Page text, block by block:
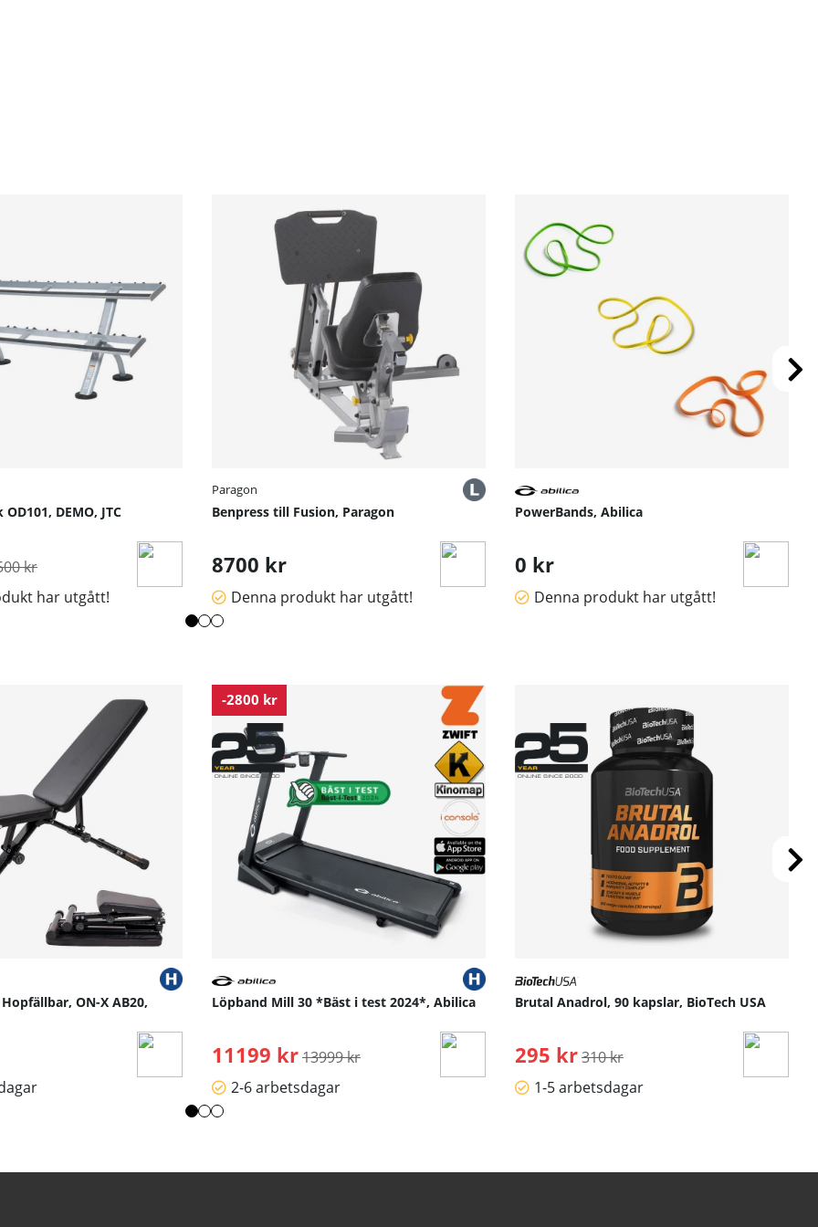
DEMO, JTC
pris:
kr
har utgått!
Paragon
Benpress till Fusion, Paragon
8700 kr
Denna produkt har utgått!
PowerBands, Abilica
0 kr
Denna produkt har utgått!
ON-X AB20,
-2800 kr
Löpband Mill 30 *Bäst i test 2024*, Abilica
11199 kr Ordinarie pris:
13999 kr
2-6 arbetsdagar
Brutal Anadrol, 90 kapslar, BioTech USA
295 kr Ordinarie pris:
310 kr
1-5 arbetsdagar